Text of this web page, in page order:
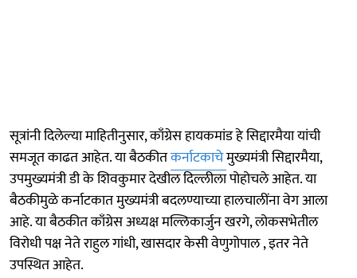
सूत्रांनी दिलेल्या माहितीनुसार, काँग्रेस हायकमांड हे सिद्दारमैया यांची
समजूत काढत आहेत. या बैठकीतकर्नाटकाचेमुख्यमंत्री सिद्दारमैया,
उपमुख्यमंत्री डी के शिवकुमार देखील दिल्लीला पोहोचले आहेत. या
बैठकीमुळे कर्नाटकात मुख्यमंत्री बदलण्याच्या हालचालींना वेग आला
आहे. या बैठकीत काँग्रेस अध्यक्ष मल्लिकार्जुन खरगे, लोकसभेतील
विरोधी पक्ष नेते राहुल गांधी, खासदार केसी वेणुगोपाल , इतर नेते
उपस्थित आहेत.